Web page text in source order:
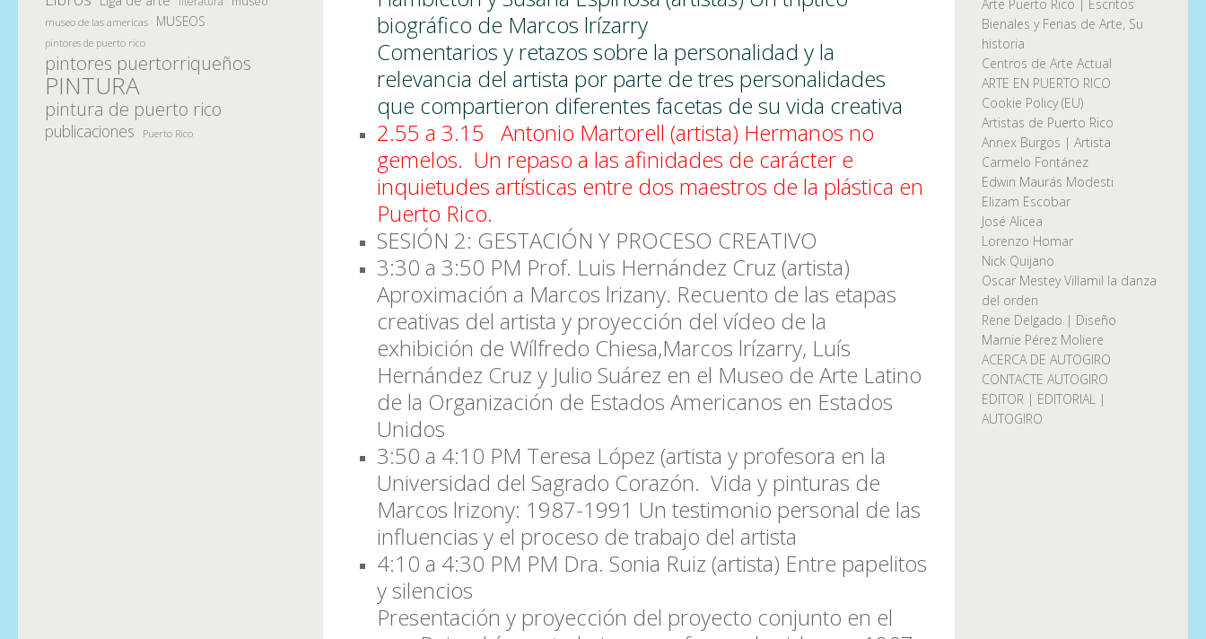
biográfico de Marcos lrízarry
Comentarios y retazos sobre la personalidad y la
relevancia del artista por parte de tres personalidades
que compartieron diferentes facetas de su vida creativa
2.55 a 3.15
Antonio Martorell (artista) Hermanos no
gemelos. Un repaso a las afinidades de carácter e
inquietudes artísticas entre dos maestros de la plástica en
Puerto Rico.
SESIÓN 2: GESTACIÓN Y PROCESO CREATIVO
3:30 a 3:50 PM Prof. Luis Hernández Cruz (artista)
Aproximación a Marcos lrizany. Recuento de las etapas
creativas del artista y proyección del vídeo de la
exhibición de Wílfredo Chiesa,Marcos lrízarry, Luís
Hernández Cruz y Julio Suárez en el Museo de Arte Latino
de la Organización de Estados Americanos en Estados
Unidos
3:50 a 4:10 PM Teresa López (artista y profesora en la
Universidad del Sagrado Corazón. Vida y pinturas de
Marcos lrizony: 1987-1991 Un testimonio personal de las
influencias y el proceso de trabajo del artista
4:10 a 4:30 PM PM Dra. Sonia Ruiz (artista) Entre papelitos
y silencios
Presentación y proyección del proyecto conjunto en el
museo de las americas MUSEOS
pintores de puerto rico
pintores puertorriqueños
PINTURA
pintura de puerto rico
publicaciones Puerto Rico
Arte Puerto Rico | Escritos
Bienales y Ferias de Arte, Su
historia
Centros de Arte Actual
ARTE EN PUERTO RICO
Cookie Policy (EU)
Artistas de Puerto Rico
Annex Burgos | Artista
Carmelo Fontánez
Edwin Maurás Modesti
Elizam Escobar
José Alicea
Lorenzo Homar
Nick Quijano
Oscar Mestey Villamil la danza
del orden
Rene Delgado | Diseño
Marnie Pérez Moliere
ACERCA DE AUTOGIRO
CONTACTE AUTOGIRO
EDITOR | EDITORIAL |
AUTOGIRO